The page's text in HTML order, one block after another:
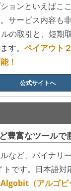
ョンといえばこ
サービス内容も
の取引と、短期
す。 ペイアウト
！
公式サイトへ
豊富なツールで
など、バイナリ
です。日本語対
Algobit（アルゴビ